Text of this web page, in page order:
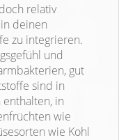
relativ
deinen
zu integrieren.
und
gut
sind in
enthalten, in
wie
wie Kohl